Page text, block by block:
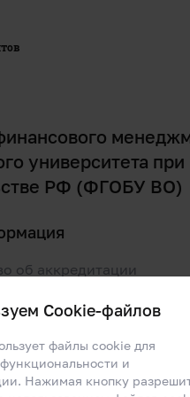
университета при
РФ (ФГОБУ ВО)
об аккредитации
Cookie-файлов
файлы cookie для
и
Нажимая кнопку